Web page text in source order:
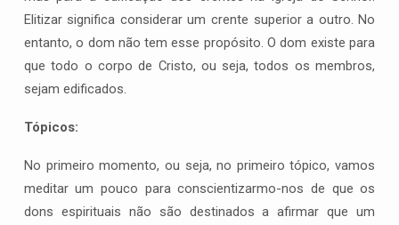
Elitizar significa considerar um crente superior a outro. No
entanto, o dom não tem esse propósito. O dom existe para
que todo o corpo de Cristo, ou seja, todos os membros,
sejam edificados.
Tópicos:
No primeiro momento, ou seja, no primeiro tópico, vamos
meditar um pouco para conscientizarmo-nos de que os
dons espirituais não são destinados a afirmar que um